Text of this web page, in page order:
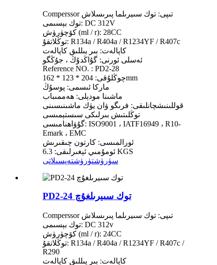
Comperssor تىپى: توك سىيرىلما پىرىسلاش
توك بېسىمى: DC 312V
كۆچۈرۈش (ml / r): 28CC
توڭلاتقۇ: R134a / R404a / R1234YF / R407c
كاپالەت: بىر يىللىق كاپالەت
ئەسلى ئورنى: گۇاڭدۇڭ ، جۇڭگو
Reference NO. : PD2-28
چوڭلۇقى: 204 * 123 * 162mm
ماركا ئىسمى: پوسۇڭ
ماشىنا مودېلى: ھەممىباب
قوللىنىشچانلىقى: فرىگو ۋان يۈك ماشىنىسىنى
توڭلىتىش بىرلىكى سىستېمىسى
گۇۋاھنامىسى: ISO9001 ، IATF16949 ، R10-
Emark ، EMC
ئورالمىسى: كارتون چىقىرىش
ئومۇمىي ئېغىرلىقى: 6.3 KGS
سۈرۈشتۈرۈشتەپسىلاتى
PD2-24 توك سىيرىلغۇچ
Comperssor تىپى: توك سىيرىلما پىرىسلاش
توك بېسىمى: DC 312v
كۆچۈرۈش (ml / r): 24CC
توڭلاتقۇ: R134a / R404a / R1234YF / R407c /
R290
كاپالەت: بىر يىللىق كاپالەت